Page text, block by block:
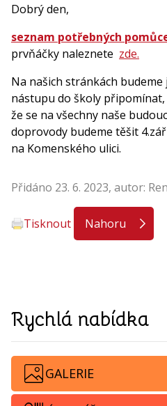
Dobrý den,
seznam potřebných
prvňáčky naleznete zde.
Na našich stránkách
nástupu do školy
že se na všechny naše
doprovody budeme těšit
na Komenského ulici.
Přidáno 23. 6. 2023, autor:
Tisknout Nahoru
Rychlá nabídka
GALERIE